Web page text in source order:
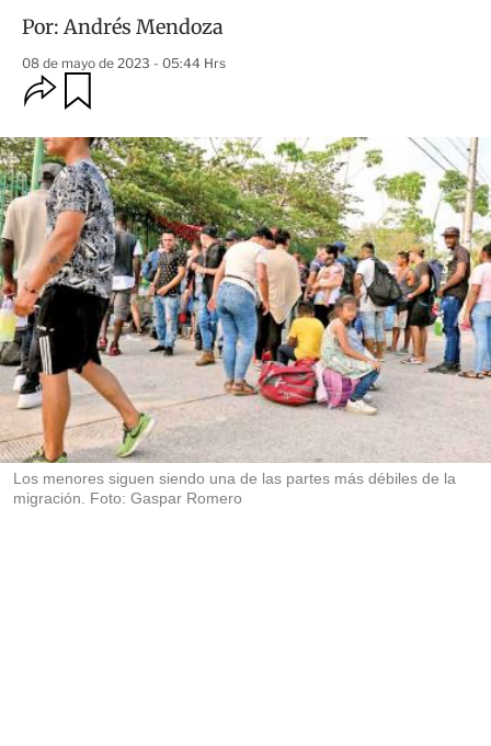
Por:Andrés Mendoza
08 de mayo de 2023 - 05:44 Hrs
O
p
i
o
n
e
s
d
e
c
a
t
r
r
d
a
r
Los menores siguen siendo una de las partes más débiles de la
migración. Foto: Gaspar Romero